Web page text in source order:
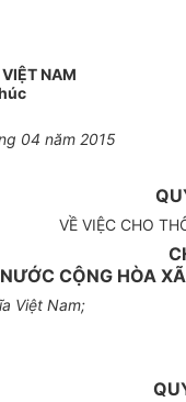
NAM
04 năm 2015
VỀ VIỆC CHO
NƯỚC CỘNG HÒA
Việt Nam;